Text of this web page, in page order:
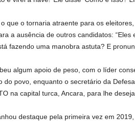
que o tornaria atraente para os eleitores,
a ausência de outros candidatos:
fazendo uma manobra astuta? E
algum apoio de peso, com o líder
do povo, enquanto o secretário da
na capital turca, Ancara, para lhe
destaque pela primeira vez em